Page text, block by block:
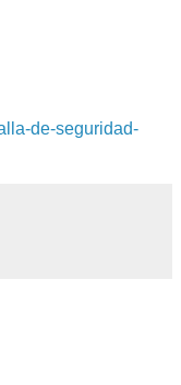
de-seguridad-